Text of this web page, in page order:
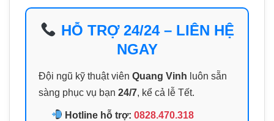
HỖ TRỢ 24/24 – LIÊN HỆ
NGAY
Đội ngũ kỹ thuật viên Quang Vinh luôn sẵn
sàng phục vụ bạn 24/7, kể cả lễ Tết.
Hotline hỗ trợ: 0828.470.318